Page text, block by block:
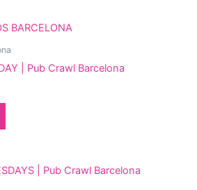
| Pub Crawl Barcelona